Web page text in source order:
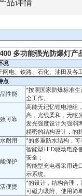
品详情
多功能强光防爆灯产
境
网电、铁路、石化、油田及各
点
性能
*按照国家防爆标准
全工作。
可靠
高能无记忆锂电池组
高，光线柔和，无眩
发光强度设计为强弱
精密的结构设计，的
耐用
*的多重防水结构，可
保护
智能型LED驱动电路
安全；
智能型充电器采用进
示系统。
便捷
*的设计，结构合理，
可磁力吸附、使用简